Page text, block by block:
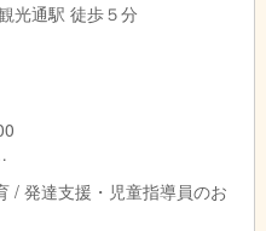
光通駅 徒歩５分
お選びいただけます。
/ 発達支援・児童指導員のお